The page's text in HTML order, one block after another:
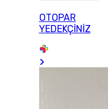
OTOPAR
YEDEKÇİNİZ